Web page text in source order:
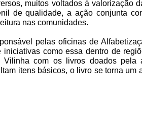
muitos voltados à valorização
de qualidade, a ação conjunta
nas comunidades.
pelas oficinas de
como essa dentro de
Vilinha com os livros doados pela
itens básicos, o livro se torna um